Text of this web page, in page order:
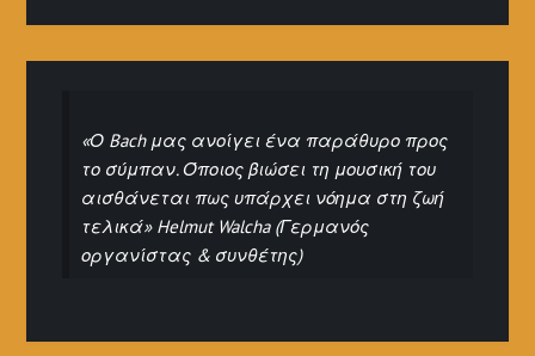
«Ο Bach μας ανοίγει ένα παράθυρο προς
το σύμπαν. Όποιος βιώσει τη μουσική του
αισθάνεται πως υπάρχει νόημα στη ζωή
τελικά» Helmut Walcha (Γερμανός
οργανίστας & συνθέτης)